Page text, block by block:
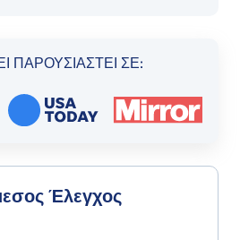
ΠΑΡΟΥΣΙΑΣΤΕΊ ΣΕ:
Έλεγχος